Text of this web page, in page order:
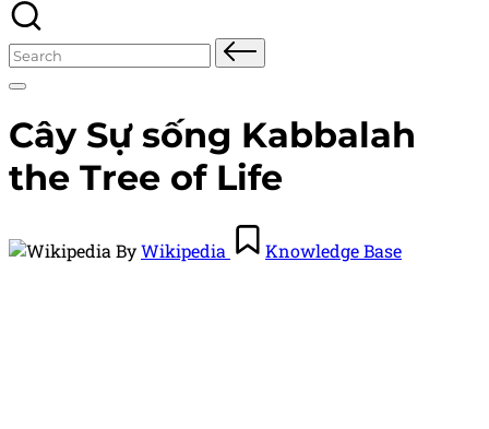
Search
for:
Cây Sự sống Kabbalah
the Tree of Life
by
ByWikipedia
Posted
in
Knowledge Base